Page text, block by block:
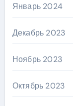
Январь 2024
Декабрь 2023
Ноябрь 2023
Октябрь 2023